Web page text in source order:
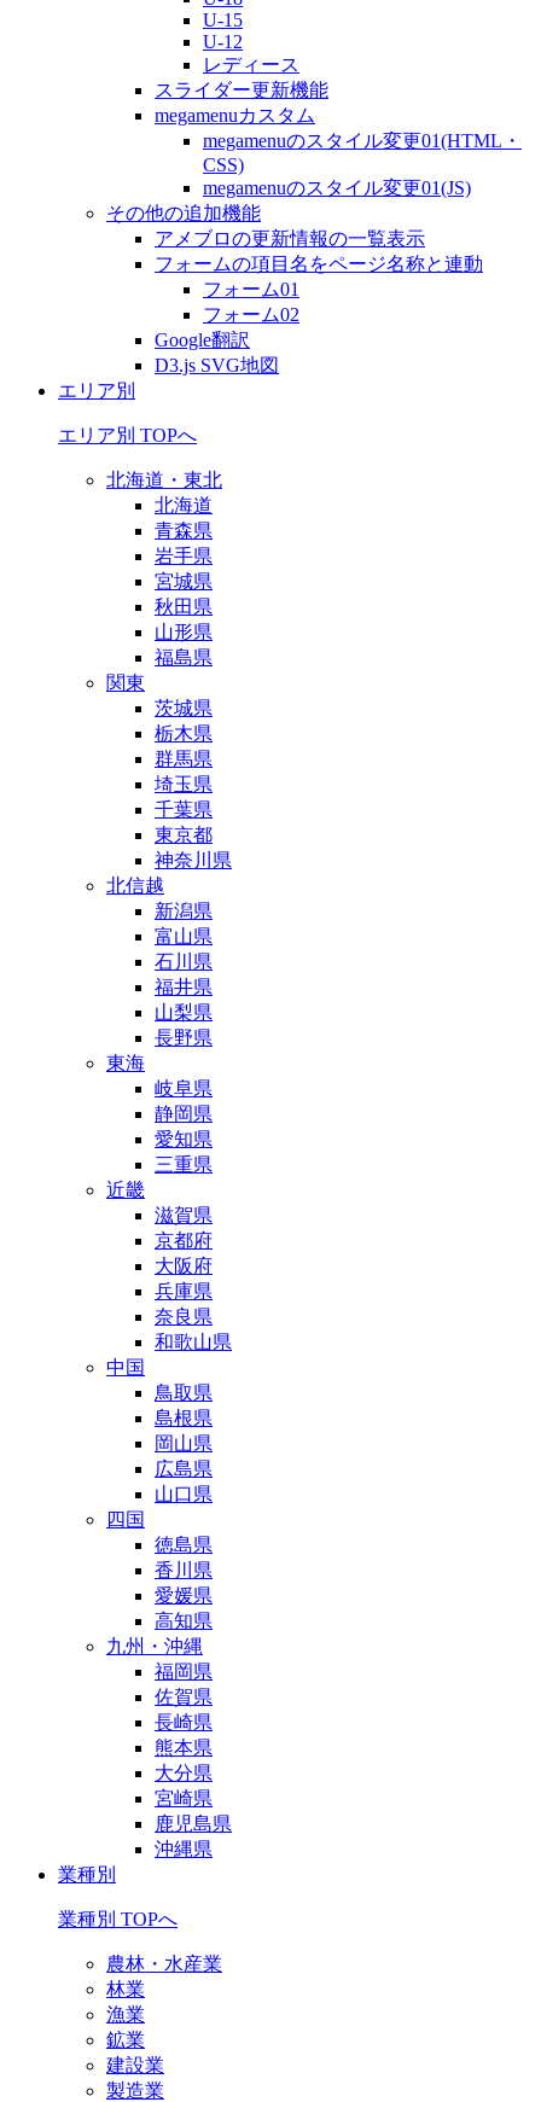
U-15
U-12
レディース
スライダー更新機能
megamenuカスタム
megamenuのスタイル変更01(HTML・
CSS)
megamenuのスタイル変更01(JS)
その他の追加機能
アメブロの更新情報の一覧表示
フォームの項目名をページ名称と連動
フォーム01
フォーム02
Google翻訳
D3.js SVG地図
エリア別
エリア別 TOPへ
北海道・東北
北海道
青森県
岩手県
宮城県
秋田県
山形県
福島県
関東
茨城県
栃木県
群馬県
埼玉県
千葉県
東京都
神奈川県
北信越
新潟県
富山県
石川県
福井県
山梨県
長野県
東海
岐阜県
静岡県
愛知県
三重県
近畿
滋賀県
京都府
大阪府
兵庫県
奈良県
和歌山県
中国
鳥取県
島根県
岡山県
広島県
山口県
四国
徳島県
香川県
愛媛県
高知県
九州・沖縄
福岡県
佐賀県
長崎県
熊本県
大分県
宮崎県
鹿児島県
沖縄県
業種別
業種別 TOPへ
農林・水産業
林業
漁業
鉱業
建設業
製造業